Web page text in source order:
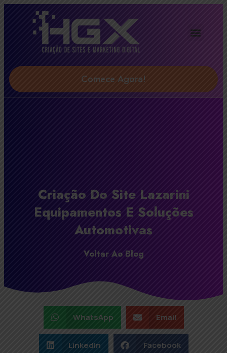
Comece Agora!
Criação Do Site Lazarini
Equipamentos E Soluções
Automotivas
Voltar Ao Blog
WhatsApp Email
LinkedIn Facebook